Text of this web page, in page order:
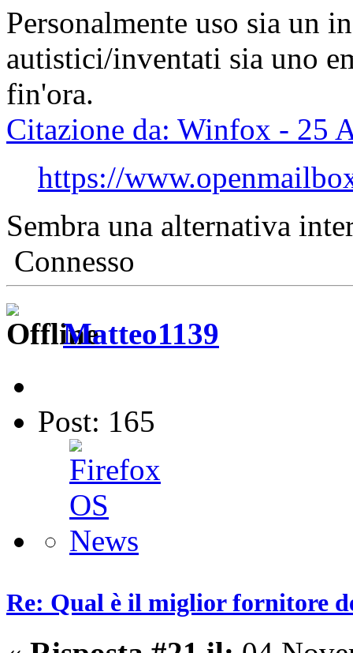
Personalmente uso sia un
autistici/inventati sia uno
fin'ora.
Citazione da: Winfox - 25
https://
Sembra una alternativa
Connesso
Matteo1139
Post: 165
Re: Qual è il miglior fornitore